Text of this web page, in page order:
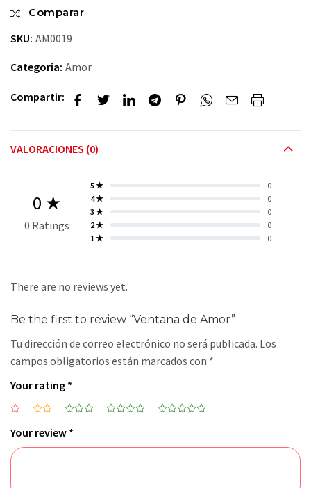
Comparar
SKU: AM0019
Categoría: Amor
Compartir:
VALORACIONES (0)
0 ★
0 Ratings
5 ★
0
4 ★
0
3 ★
0
2 ★
0
1 ★
0
There are no reviews yet.
Be the first to review “Ventana de Amor”
Tu dirección de correo electrónico no será publicada. Los
campos obligatorios están marcados con *
Your rating *
Your review *